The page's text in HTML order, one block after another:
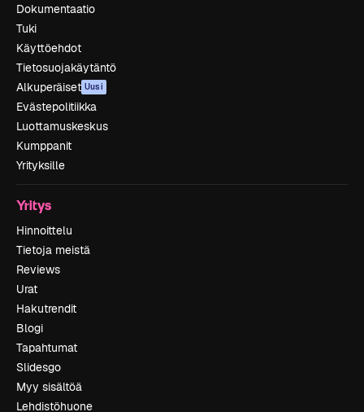
Dokumentaatio
Tuki
Käyttöehdot
Tietosuojakäytäntö
Alkuperäiset Uusi
Evästepolitiikka
Luottamuskeskus
Kumppanit
Yrityksille
Yritys
Hinnoittelu
Tietoja meistä
Reviews
Urat
Hakutrendit
Blogi
Tapahtumat
Slidesgo
Myy sisältöä
Lehdistöhuone